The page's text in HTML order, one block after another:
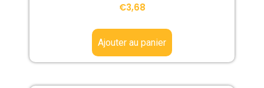
€3,68
Ajouter au panier